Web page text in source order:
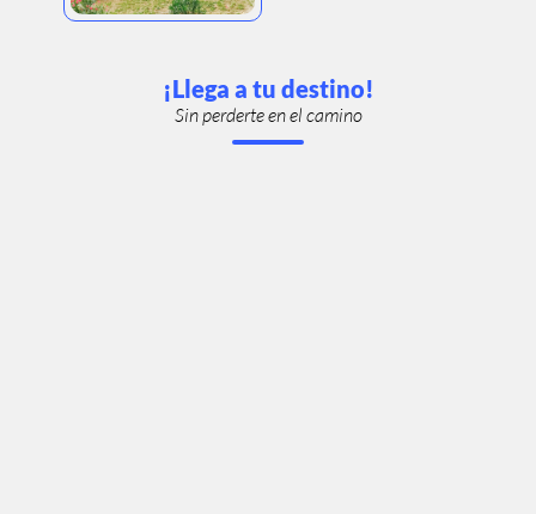
¡Llega a tu destino!
Sin perderte en el camino